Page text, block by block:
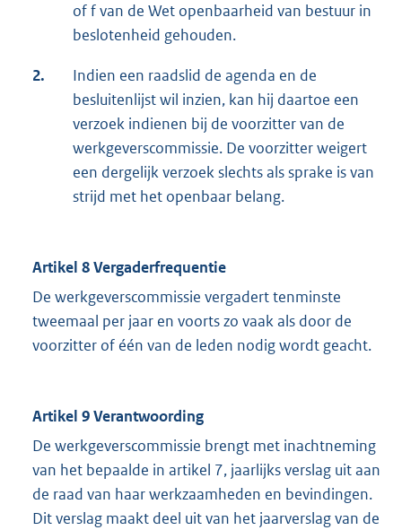
of f van de Wet openbaarheid van bestuur in
beslotenheid gehouden.
2.
Indien een raadslid de agenda en de
besluitenlijst wil inzien, kan hij daartoe een
verzoek indienen bij de voorzitter van de
werkgeverscommissie. De voorzitter weigert
een dergelijk verzoek slechts als sprake is van
strijd met het openbaar belang.
Artikel 8 Vergaderfrequentie
De werkgeverscommissie vergadert tenminste
tweemaal per jaar en voorts zo vaak als door de
voorzitter of één van de leden nodig wordt geacht.
Artikel 9 Verantwoording
De werkgeverscommissie brengt met inachtneming
van het bepaalde in artikel 7, jaarlijks verslag uit aan
de raad van haar werkzaamheden en bevindingen.
Dit verslag maakt deel uit van het jaarverslag van de